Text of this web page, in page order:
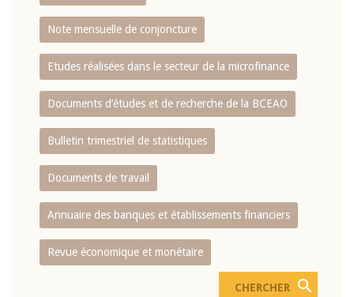
Note mensuelle de conjoncture
Etudes réalisées dans le secteur de la microfinance
Documents d’études et de recherche de la BCEAO
Bulletin trimestriel de statistiques
Documents de travail
Annuaire des banques et établissements financiers
Revue économique et monétaire